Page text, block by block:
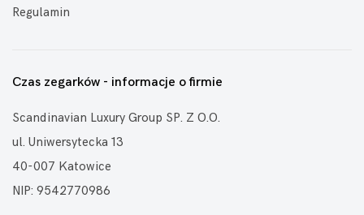
Regulamin
Czas zegarków - informacje o firmie
Scandinavian Luxury Group SP. Z O.O.
ul. Uniwersytecka 13
40-007 Katowice
NIP: 9542770986